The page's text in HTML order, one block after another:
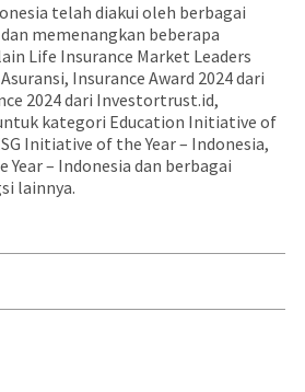
telah diakui oleh berbagai
memenangkan beberapa
Life Insurance Market Leaders
Insurance Award 2024 dari
2024 dari Investortrust.id,
kategori Education Initiative of
Initiative of the Year – Indonesia,
– Indonesia dan berbagai
lainnya.